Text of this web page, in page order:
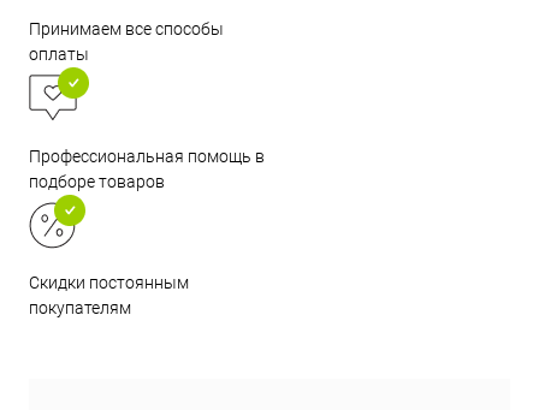
Принимаем все способы
оплаты
Профессиональная помощь в
подборе товаров
Скидки постоянным
покупателям